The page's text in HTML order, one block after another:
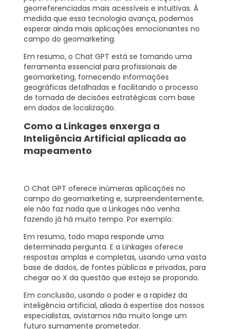
georreferenciadas mais acessíveis e intuitivas. À
medida que essa tecnologia avança, podemos
esperar ainda mais aplicações emocionantes no
campo do geomarketing.
Em resumo, o Chat GPT está se tornando uma
ferramenta essencial para profissionais de
geomarketing, fornecendo informações
geográficas detalhadas e facilitando o processo
de tomada de decisões estratégicas com base
em dados de localização.
Como a Linkages enxerga a
Inteligência Artificial aplicada ao
mapeamento
O Chat GPT oferece inúmeras aplicações no
campo do geomarketing e, surpreendentemente,
ele não faz nada que a Linkages não venha
fazendo já há muito tempo. Por exemplo:
Em resumo, todo mapa responde uma
determinada pergunta. E a Linkages oferece
respostas amplas e completas, usando uma vasta
base de dados, de fontes públicas e privadas, para
chegar ao X da questão que esteja se propondo.
Em conclusão, usando o poder e a rapidez da
inteligência artificial, aliada à expertise dos nossos
especialistas, avistamos não muito longe um
futuro sumamente prometedor.